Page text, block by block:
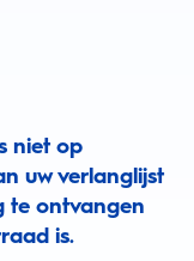
niet op
uw verlanglijst
te ontvangen
is.